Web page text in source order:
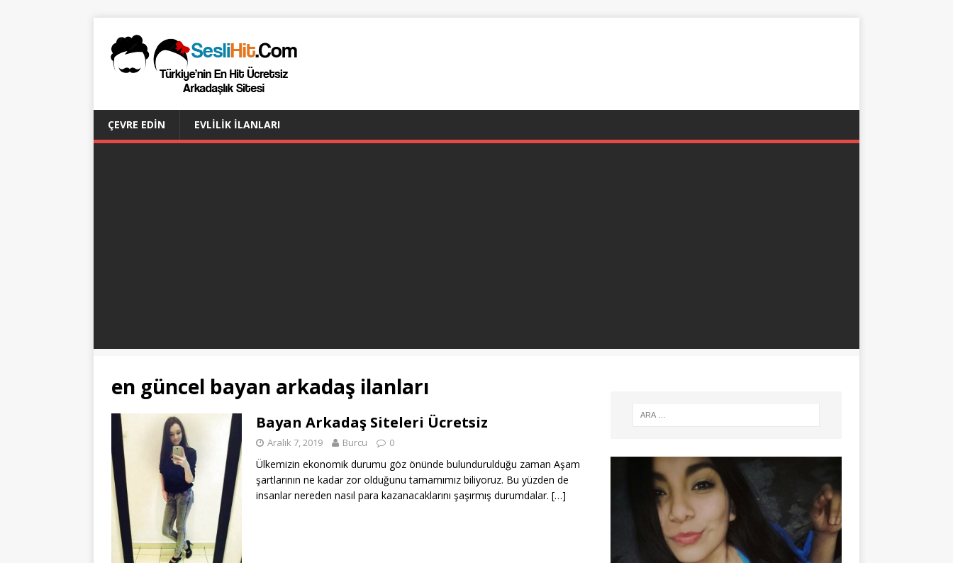
ÇEVRE EDIN EVLILIK İLANLARI
en güncel bayan arkadaş ilanları
Bayan Arkadaş Siteleri Ücretsiz
Aralık 7, 2019 Burcu 0
Ülkemizin ekonomik durumu göz önünde bulundurulduğu zaman Aşam
şartlarının ne kadar zor olduğunu tamamımız biliyoruz. Bu yüzden de
insanlar nereden nasıl para kazanacaklarını şaşırmış durumdalar. […]